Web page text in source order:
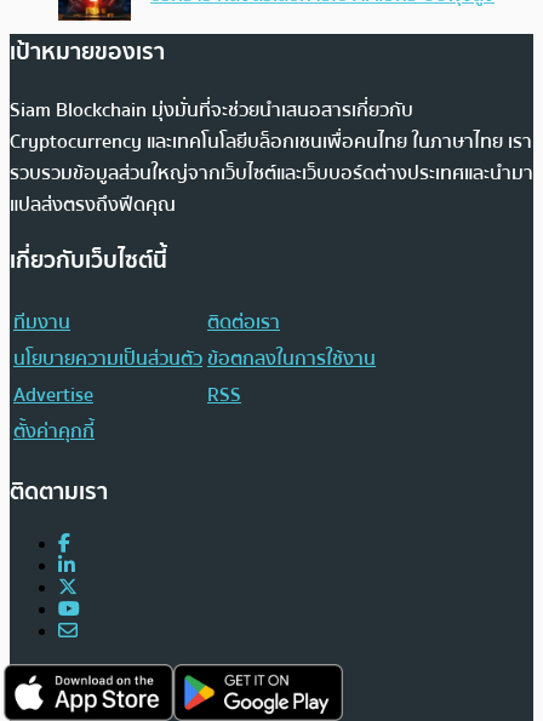
เป้าหมายของเรา
Siam Blockchain มุ่งมั่นที่จะช่วยนำเสนอสารเกี่ยวกับ
Cryptocurrency และเทคโนโลยีบล็อกเชนเพื่อคนไทย ในภาษาไทย เรา
รวบรวมข้อมูลส่วนใหญ่จากเว็บไซต์และเว็บบอร์ดต่างประเทศและนำมา
แปลส่งตรงถึงฟีดคุณ
เกี่ยวกับเว็บไซต์นี้
ทีมงาน
ติดต่อเรา
นโยบายความเป็นส่วนตัวข้อตกลงในการใช้งาน
Advertise
RSS
ตั้งค่าคุกกี้
ติดตามเรา